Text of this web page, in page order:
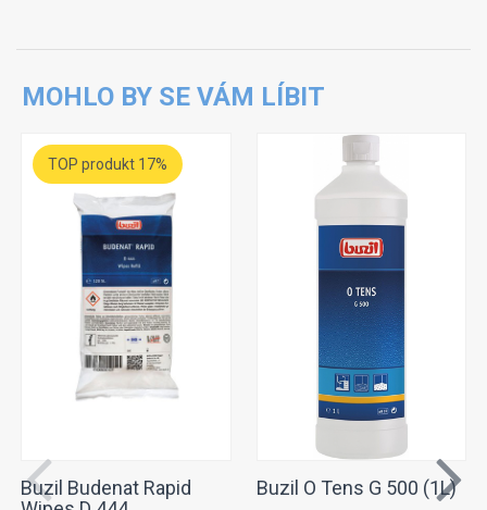
MOHLO BY SE VÁM LÍBIT
TOP produkt 17%
Buzil Budenat Rapid
Buzil O Tens G 500 (1L)